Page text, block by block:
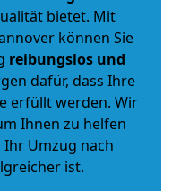
bietet. Mit
können Sie
reibungslos und
dafür, dass Ihre
erfüllt werden. Wir
Ihnen zu helfen
Umzug nach
ist.